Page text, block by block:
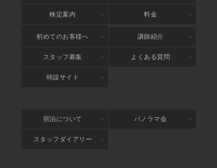
検定案内 料金
アクセス
初めてのお客様へ 講師紹介
スタッフ募集 よくある質問
特設サイト
宿泊について パノラマ会
スタッフダイアリー